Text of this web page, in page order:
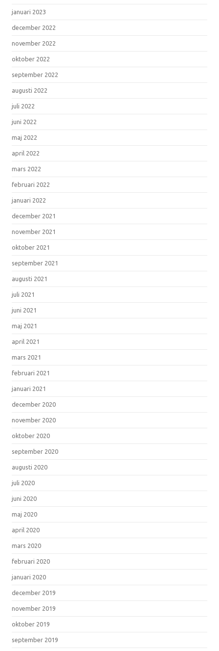
januari 2023
december 2022
november 2022
oktober 2022
september 2022
augusti 2022
juli 2022
juni 2022
maj 2022
april 2022
mars 2022
februari 2022
januari 2022
december 2021
november 2021
oktober 2021
september 2021
augusti 2021
juli 2021
juni 2021
maj 2021
april 2021
mars 2021
februari 2021
januari 2021
december 2020
november 2020
oktober 2020
september 2020
augusti 2020
juli 2020
juni 2020
maj 2020
april 2020
mars 2020
februari 2020
januari 2020
december 2019
november 2019
oktober 2019
september 2019